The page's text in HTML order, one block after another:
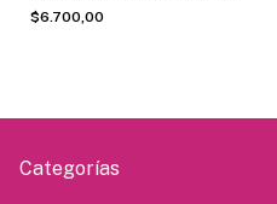
$6.700,00
Categorías